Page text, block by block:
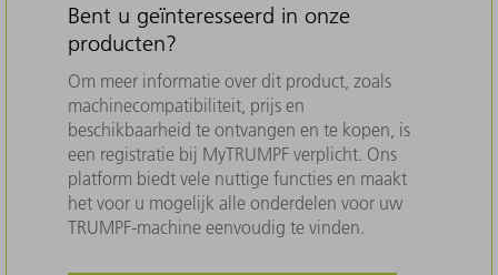
Bent u geïnteresseerd in onze
producten?
Om meer informatie over dit product, zoals
machinecompatibiliteit, prijs en
beschikbaarheid te ontvangen en te kopen, is
een registratie bij MyTRUMPF verplicht. Ons
platform biedt vele nuttige functies en maakt
het voor u mogelijk alle onderdelen voor uw
TRUMPF-machine eenvoudig te vinden.